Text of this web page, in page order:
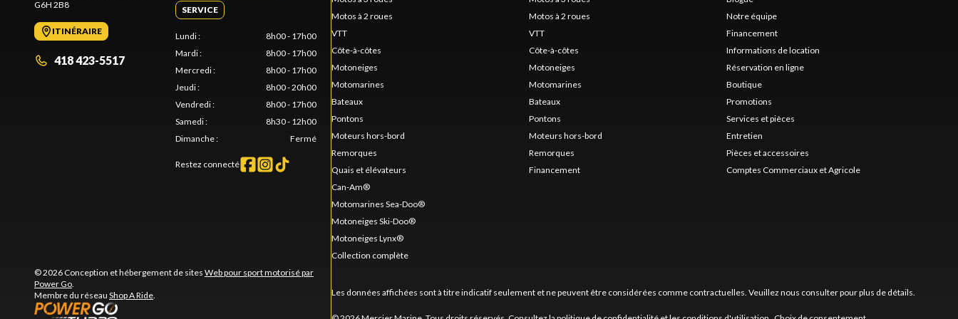
G6H 2B8
ITINÉRAIRE
418 423-5517
SERVICE
Lundi:
8h00 - 17h00
Mardi:
8h00 - 17h00
Mercredi:
8h00 - 17h00
Jeudi:
8h00 - 20h00
Vendredi:
8h00 - 17h00
Samedi:
8h30 - 12h00
Dimanche: Fermé
Restez connecté
© 2026 Conception et hébergement de sites Web pour sport motorisé par
Power Go.
Membre du réseau Shop A Ride.
Motos à 2 roues
VTT
Côte-à-côtes
Motoneiges
Motomarines
Bateaux
Pontons
Moteurs hors-bord
Remorques
Quais et élévateurs
Can-Am®
Motomarines Sea-Doo®
Motoneiges Ski-Doo®
Motoneiges Lynx®
Collection complète
Motos à 2 roues
VTT
Côte-à-côtes
Motoneiges
Motomarines
Bateaux
Pontons
Moteurs hors-bord
Remorques
Financement
Notre équipe
Financement
Informations de location
Réservation en ligne
Boutique
Promotions
Services et pièces
Entretien
Pièces et accessoires
Comptes Commerciaux et Agricole
Les données affichées sont à titre indicatif seulement et ne peuvent être considérées comme contractuelles. Veuillez nous consulter pour plus de détails.